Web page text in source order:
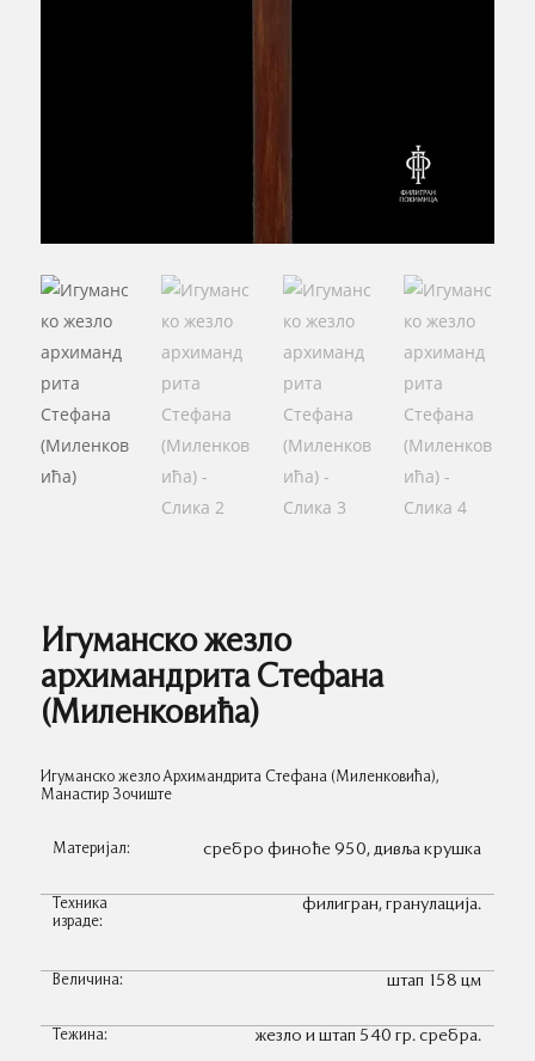
Игуманско жезло
архимандрита Стефана
(Миленковића)
Игуманско жезло Архимандрита Стефана (Миленковића),
Манастир Зочиште
Материјал: сребро финоће 950, дивља крушка
Техника
израде:
филигран, гранулација.
Величина: штап 158 цм
Тежина: жезло и штап 540 гр. сребра.